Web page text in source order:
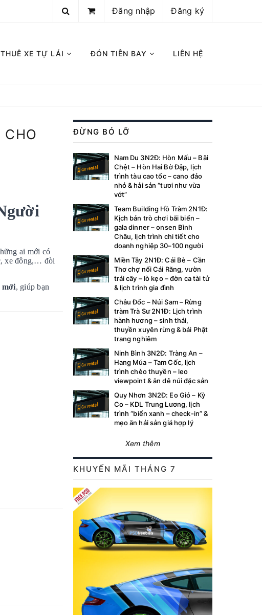
Đăng ký
Đăng nhập
THUÊ XE TỰ LÁI ĐÓN TIỄN BAY LIÊN HỆ
ai mới có
xe đông,… đòi
mới, giúp bạn
ĐỪNG BỎ LỠ
Nam Du 3N2Đ: Hòn Mấu – Bãi
Chệt – Hòn Hai Bờ Đập, lịch
trình tàu cao tốc – cano đảo
nhỏ & hải sản “tươi như vừa
vớt”
Team Building Hồ Tràm 2N1Đ:
Kịch bản trò chơi bãi biển –
gala dinner – onsen Bình
Châu, lịch trình chi tiết cho
doanh nghiệp 30–100 người
Miền Tây 2N1Đ: Cái Bè – Cần
Thơ chợ nổi Cái Răng, vườn
trái cây – lò kẹo – đờn ca tài tử
& lịch trình gia đình
Châu Đốc – Núi Sam – Rừng
tràm Trà Sư 2N1Đ: Lịch trình
hành hương – sinh thái,
thuyền xuyên rừng & bái Phật
trang nghiêm
Ninh Bình 3N2Đ: Tràng An –
Hang Múa – Tam Cốc, lịch
trình chèo thuyền – leo
viewpoint & ăn dê núi đặc sản
Quy Nhơn 3N2Đ: Eo Gió – Kỳ
Co – KDL Trung Lương, lịch
trình “biển xanh – check-in” &
mẹo ăn hải sản giá hợp lý
Xem thêm
KHUYẾN MÃI THÁNG 7